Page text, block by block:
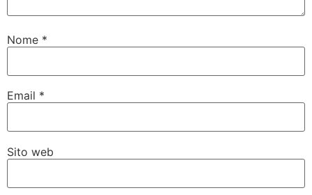
Nome *
Email *
Sito web